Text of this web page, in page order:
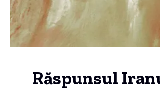
Răspunsul